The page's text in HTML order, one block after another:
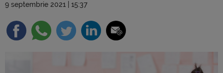
9 septembrie 2021 | 15:37